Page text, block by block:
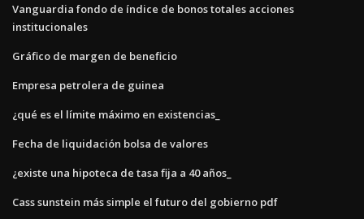
Vanguardia fondo de índice de bonos totales acciones
institucionales
Gráfico de margen de beneficio
Empresa petrolera de guinea
¿qué es el límite máximo en existencias_
Fecha de liquidación bolsa de valores
¿existe una hipoteca de tasa fija a 40 años_
Cass sunstein más simple el futuro del gobierno pdf